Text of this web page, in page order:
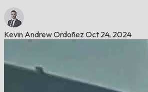
Kevin Andrew Ordoñez Oct 24, 2024